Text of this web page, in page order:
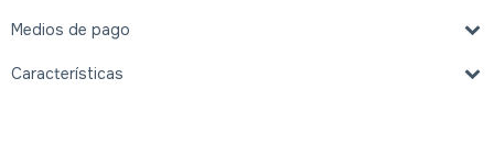
Medios de pago
Características